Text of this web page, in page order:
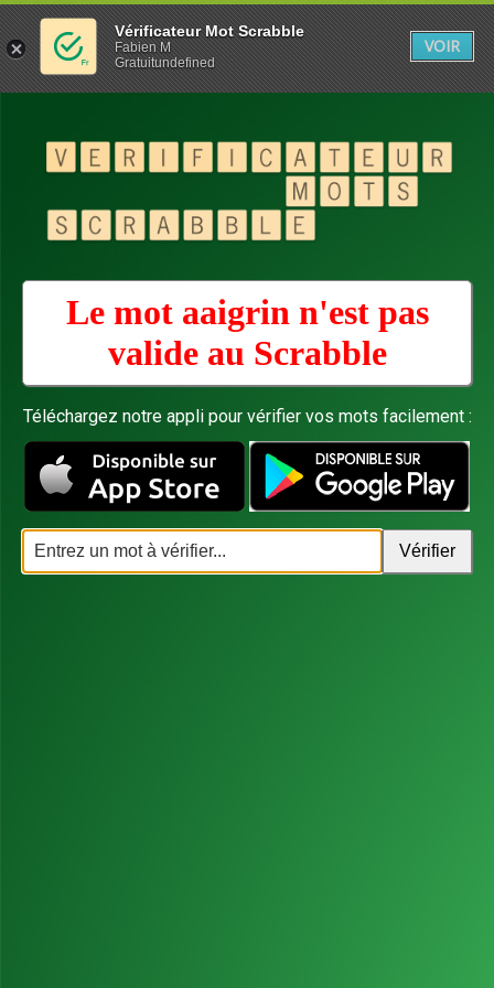
Le mot aaigrin n'est pas
valide au Scrabble
Téléchargez notre appli pour vérifier vos mots facilement :
Vérificateur Mot Scrabble
Fabien M
Gratuitundefined
VOIR